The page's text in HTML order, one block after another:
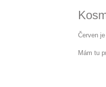
Červen
Mám tu